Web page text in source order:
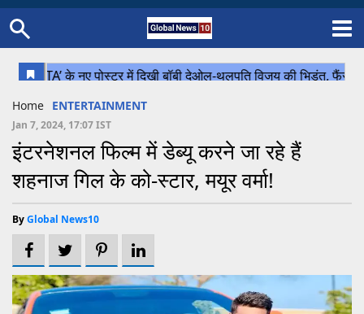
Uttar Pradesh
Chhattisgarh
Bihar
Cricket
Football
Home ENTERTAINMENT
Jan 7, 2024, 17:07 IST
इंटरनेशनल फिल्म में डेब्यू करने जा रहे हैं
शहनाज गिल के को-स्टार, मयूर वर्मा!
ByGlobal News10